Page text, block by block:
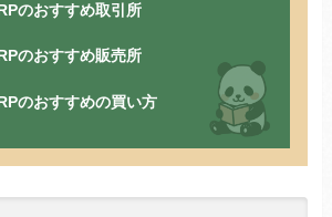
のおすすめ取引所
のおすすめ販売所
のおすすめの買い方